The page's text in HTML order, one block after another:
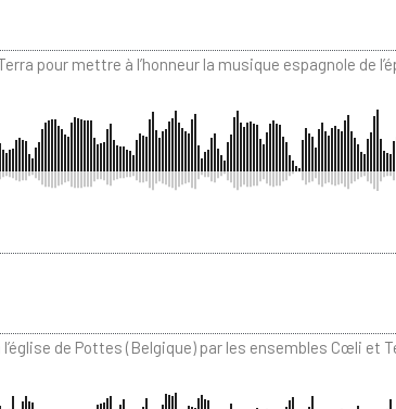
pour mettre à l’honneur la musique espagnole de
de Pottes (Belgique) par les ensembles Cœli et